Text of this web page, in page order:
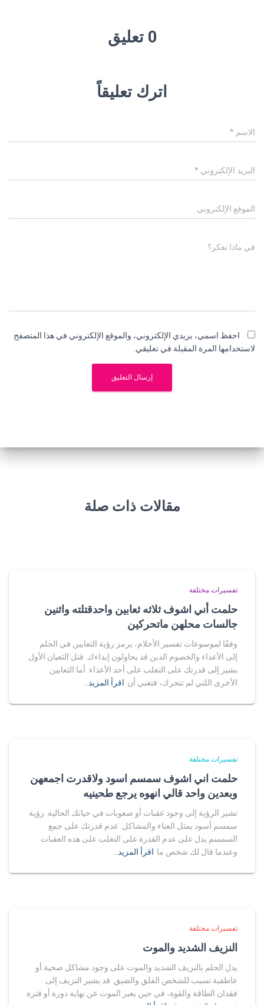
0 تعليق
اترك تعليقاً
الاسم *
البريد الإلكتروني *
الموقع الإلكتروني
في ماذا تفكر؟
احفظ اسمي، بريدي الإلكتروني، والموقع الإلكتروني في هذا المتصفح
لاستخدامها المرة المقبلة في تعليقي.
مقالات ذات صلة
تفسيرات مختلفة
حلمت أني اشوف ثلاثه ثعابين واحدقتلته واثنين
جالسات محلهن ماتحركين
وفقًا لموسوعات تفسير الأحلام، يرمز رؤية الثعابين في الحلم
إلى الأعداء والخصوم الذين قد يحاولون إيذاءك. قتل الثعبان الأول
يشير إلى قدرتك على التغلب على أحد الأعداء. أما الثعابين
الأخرى اللتي لم تتحرك، فتعني أن اقرأ المزيد…
تفسيرات مختلفة
حلمت اني اشوف سمسم اسود ولاقدرت اجمعهن
وبعدين واحد قالي انهوه يرجع طحينيه
تشير الرؤية إلى وجود عقبات أو صعوبات في حياتك الحالية. رؤية
سمسم أسود يمثل العناء والمشاكل. عدم قدرتك على جمع
السمسم يدل على عدم القدرة على التغلب على هذه العقبات.
وعندما قال لك شخص ما اقرأ المزيد…
تفسيرات مختلفة
النزيف الشديد والموت
يدل الحلم بالنزيف الشديد والموت على وجود مشاكل صحية أو
عاطفية تسبب للشخص القلق والضيق. قد يشير النزيف إلى
فقدان الطاقة والقوة، في حين يعبر الموت عن نهاية دورة أو فترة